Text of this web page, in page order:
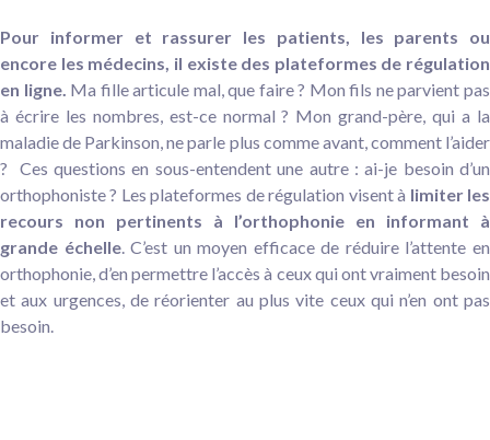
Pour informer et rassurer les patients, les parents ou
encore les médecins, il existe des plateformes de régulation
en ligne. Ma fille articule mal, que faire ? Mon fils ne parvient pas
à écrire les nombres, est-ce normal ? Mon grand-père, qui a la
maladie de Parkinson, ne parle plus comme avant, comment l’aider
? Ces questions en sous-entendent une autre : ai-je besoin d’un
orthophoniste ? Les plateformes de régulation visent à limiterles
recours non pertinents à l’orthophonie en informant à
grande échelle.C’est un moyen efficace de réduire l’attente en
orthophonie, d’en permettre l’accès à ceux qui ont vraiment besoin
et aux urgences, de réorienter au plus vite ceux qui n’en ont pas
besoin.